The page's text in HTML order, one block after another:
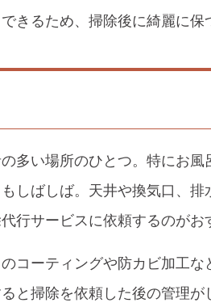
きるため、掃除後に綺麗に保
多い場所のひとつ。特にお
しばしば。天井や換気口、
行サービスに依頼するのがお
コーティングや防カビ加工
と掃除を依頼した後の管理が